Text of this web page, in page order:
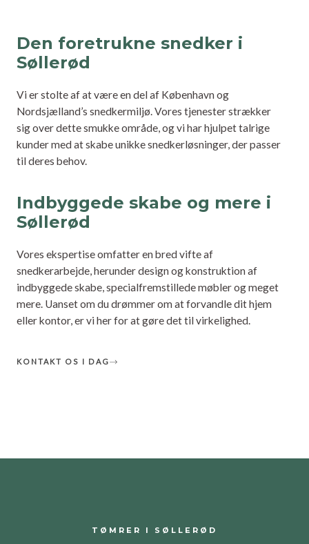
Den foretrukne snedker i
Søllerød
Vi er stolte af at være en del af København og
Nordsjælland’s snedkermiljø. Vores tjenester strækker
sig over dette smukke område, og vi har hjulpet talrige
kunder med at skabe unikke snedkerløsninger, der passer
til deres behov.
Indbyggede skabe og mere i
Søllerød
Vores ekspertise omfatter en bred vifte af
snedkerarbejde, herunder design og konstruktion af
indbyggede skabe, specialfremstillede møbler og meget
mere. Uanset om du drømmer om at forvandle dit hjem
eller kontor, er vi her for at gøre det til virkelighed.
KONTAKT OS I DAG
TØMRER I SØLLERØD